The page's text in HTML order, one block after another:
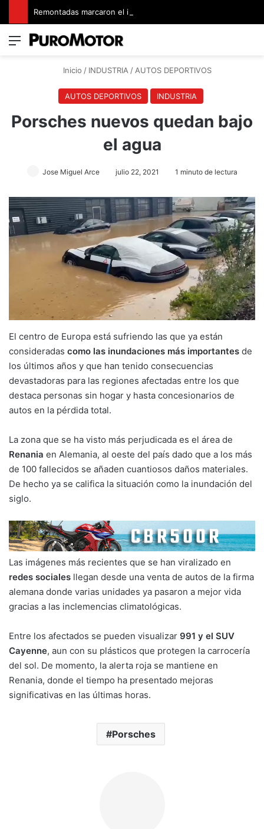
Menú
Inicio / INDUSTRIA / AUTOS DEPORTIVOS
AUTOS DEPORTIVOS INDUSTRIA
Porsches nuevos quedan bajo
el agua
Jose Miguel Arce julio 22, 2021 1 minuto de lectura
El centro de Europa está sufriendo las que ya están
consideradas como las inundaciones más importantes de
los últimos años y que han tenido consecuencias
devastadoras para las regiones afectadas entre los que
destaca personas sin hogar y hasta concesionarios de
autos en la pérdida total.
La zona que se ha visto más perjudicada es el área de
Renania en Alemania, al oeste del país dado que a los más
de 100 fallecidos se añaden cuantiosos daños materiales.
De hecho ya se califica la situación como la inundación del
siglo.
Las imágenes más recientes que se han viralizado en
redes sociales llegan desde una venta de autos de la firma
alemana donde varias unidades ya pasaron a mejor vida
gracias a las inclemencias climatológicas.
Entre los afectados se pueden visualizar 991 y el SUV
Cayenne, aun con su plásticos que protegen la carrocería
del sol. De momento, la alerta roja se mantiene en
Renania, donde el tiempo ha presentado mejoras
significativas en las últimas horas.
Porsches